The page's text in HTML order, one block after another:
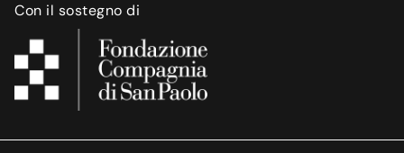
Con il sostegno di